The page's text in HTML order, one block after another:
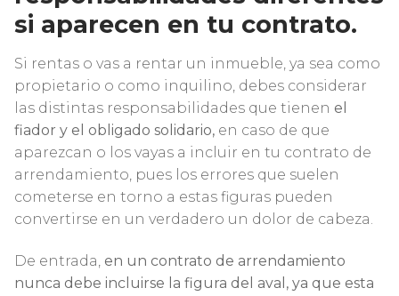
si aparecen en tu contrato.
Si rentas o vas a rentar un inmueble, ya sea como
propietario o como inquilino, debes considerar
las distintas responsabilidades que tienen el
fiador y el obligado solidario, en caso de que
aparezcan o los vayas a incluir en tu contrato de
arrendamiento, pues los errores que suelen
cometerse en torno a estas figuras pueden
convertirse en un verdadero un dolor de cabeza.
De entrada, en un contrato de arrendamiento
nunca debe incluirse la figura del aval, ya que esta